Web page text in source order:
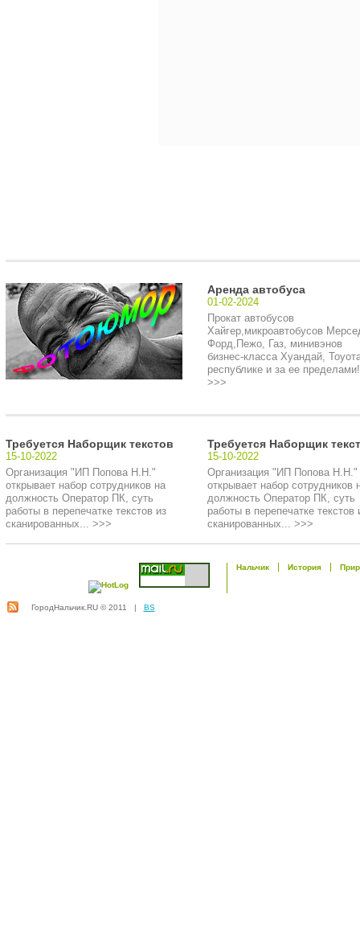
Аренда автобуса
01-02-2024
Прокат автобусов
Хайгер,микроавтобусов
Форд,Пежо, Газ, минивэнов
бизнес-класса Хуандай,
республике и за ее
>>>
Требуется Наборщик текстов
15-10-2022
Организация "ИП Попова Н.Н."
открывает набор сотрудников на
должность Оператор ПК, суть
работы в перепечатке текстов из
сканированных... >>>
Требуется Наборщик
15-10-2022
Организация "ИП Попова Н.Н."
открывает набор сотрудников
должность Оператор ПК, суть
работы в перепечатке текстов
сканированных... >>>
Нальчик История
ГородНальчик.RU © 2011 | BS